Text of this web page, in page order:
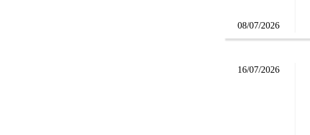
08/07/2026
16/07/2026